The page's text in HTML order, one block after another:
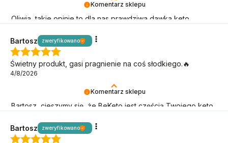
Komentarz sklepu
Oliwia, takie opinie to dla nas prawdziwa dawka keto
Komentarz sklepu
Bartosz, cieszymy się, że BeKeto jest częścią Twojego keto
Bartosz zweryfikowano
Świetny produkt, gasi pragnienie na coś słodkiego.🔥
4/8/2026
Bartosz zweryfikowano